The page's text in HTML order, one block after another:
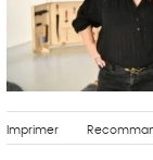
Imprimer